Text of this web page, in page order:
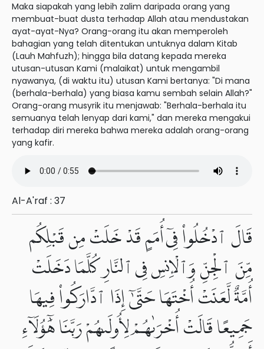
Maka siapakah yang lebih zalim daripada orang yang
membuat-buat dusta terhadap Allah atau mendustakan
ayat-ayat-Nya? Orang-orang itu akan memperoleh
bahagian yang telah ditentukan untuknya dalam Kitab
(Lauh Mahfuzh); hingga bila datang kepada mereka
utusan-utusan Kami (malaikat) untuk mengambil
nyawanya, (di waktu itu) utusan Kami bertanya: "Di mana
(berhala-berhala) yang biasa kamu sembah selain Allah?"
Orang-orang musyrik itu menjawab: "Berhala-berhala itu
semuanya telah lenyap dari kami," dan mereka mengakui
terhadap diri mereka bahwa mereka adalah orang-orang
yang kafir.
Al-A'raf : 37
قَالَ ٱدْخُلُوا۟ فِىٓ أُمَمٍ قَدْ خَلَتْ مِن قَبْلِكُم
مِّنَ ٱلْجِنِّ وَٱلْإِنسِ فِى ٱلنَّارِ كُلَّمَا دَخَلَتْ
أُمَّةٌ لَّعَنَتْ أُخْتَهَا حَتَّىٰٓ إِذَا ٱدَّارَكُوا۟ فِيهَا
جَمِيعًا قَالَتْ أُخْرَىٰهُمْ لِأُولَىٰهُمْ رَبَّنَا هَٰٓؤُلَآءِ